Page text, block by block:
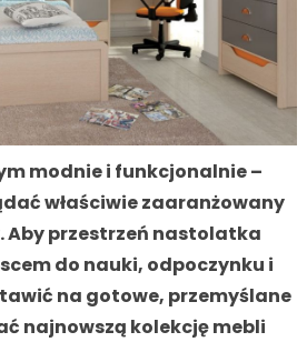
modnie i funkcjonalnie –
właściwie zaaranżowany
Aby przestrzeń nastolatka
do nauki, odpoczynku i
na gotowe, przemyślane
najnowszą kolekcję mebli